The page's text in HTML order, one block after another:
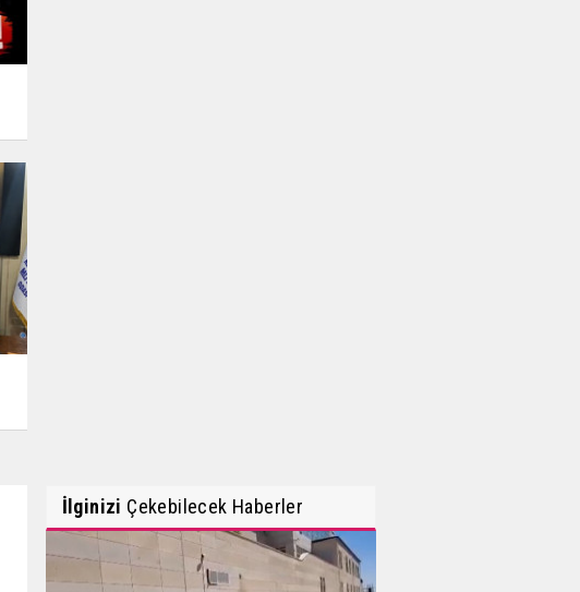
İlginizi Çekebilecek Haberler